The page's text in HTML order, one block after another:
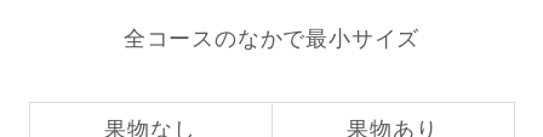
全コースのなかで最小サイズ
果物なし 果物あり